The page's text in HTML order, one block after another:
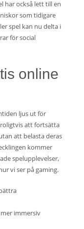
har också lett till en
som tidigare
spel kan nu delta i
för social
online
ljus ut för
att fortsätta
att belasta deras
kommer
spelupplevelser,
vi ser på gaming.
immersiv